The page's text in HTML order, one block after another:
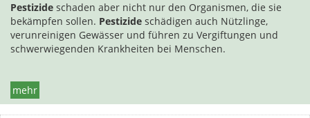
Pestizide schaden aber nicht nur den Organismen, die sie
bekämpfen sollen. Pestizide schädigen auch Nützlinge,
verunreinigen Gewässer und führen zu Vergiftungen und
schwerwiegenden Krankheiten bei Menschen.
mehr